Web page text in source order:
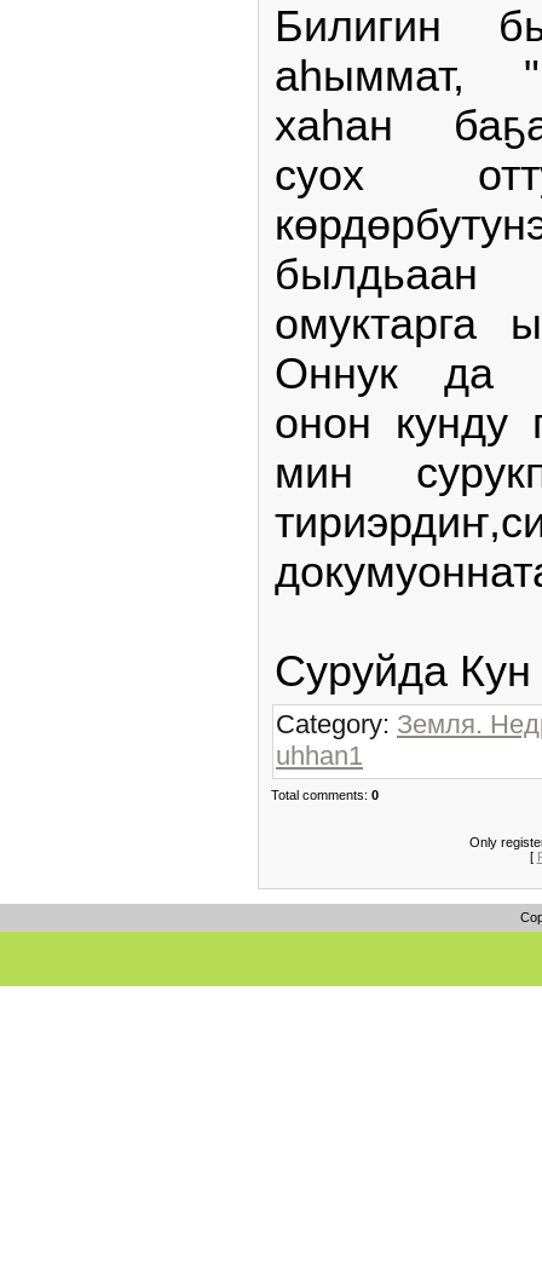
Билигин
аһыммат,
хаһан
суох
омуктарга
Оннук да
онон кунду
мин
Суруйда
Category: Земля.
uhhan1
Total comments: 0
Only
[